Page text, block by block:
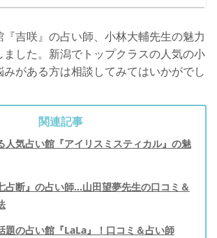
吉咲』の占い師、小林大輔先生の魅力
ました。新潟でトップクラスの人気の小
がある方は相談してみてはいかがでし
関連記事
人気占い館『アイリスミスティカル』の魅
占断』の占い師…山田望夢先生の口コミ＆
題の占い館『LaLa』！口コミ＆占い師